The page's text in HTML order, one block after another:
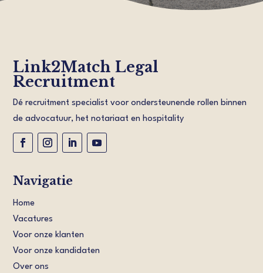
Link2Match Legal
Recruitment
Dé recruitment specialist voor ondersteunende rollen binnen
de advocatuur, het notariaat en hospitality
Navigatie
Home
Vacatures
Voor onze klanten
Voor onze kandidaten
Over ons